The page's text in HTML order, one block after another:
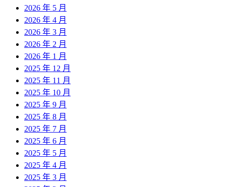
2026 年 5 月
2026 年 4 月
2026 年 3 月
2026 年 2 月
2026 年 1 月
2025 年 12 月
2025 年 11 月
2025 年 10 月
2025 年 9 月
2025 年 8 月
2025 年 7 月
2025 年 6 月
2025 年 5 月
2025 年 4 月
2025 年 3 月